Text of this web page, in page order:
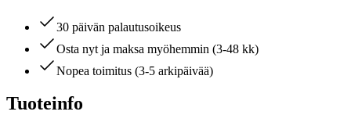
30 päivän palautusoikeus
Osta nyt ja maksa myöhemmin (3-48 kk)
Nopea toimitus (3-5 arkipäivää)
Tuoteinfo